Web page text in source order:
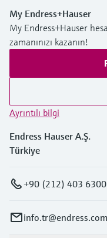
My Endress+Hauser
My Endress+Hauser
zamanınızı kazanın!
Ayrıntılı bilgi
Endress Hauser A.Ş.
Türkiye
+90 (212) 403 6300
info.tr@endress.com